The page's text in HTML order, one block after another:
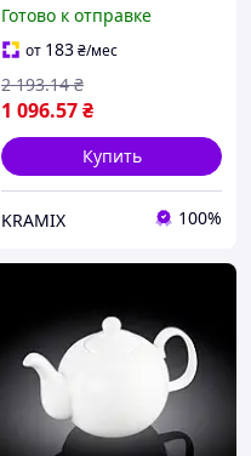
дном и цветным
рисунком при нагреве
Готово к отправке
от 183₴/мес
1 096.57₴
2 193.14 ₴
Купить
KRAMIX 100%